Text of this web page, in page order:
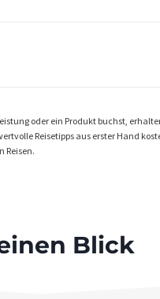
oder ein Produkt buchst,
Reisetipps aus erster Hand
Reisen.
Blick